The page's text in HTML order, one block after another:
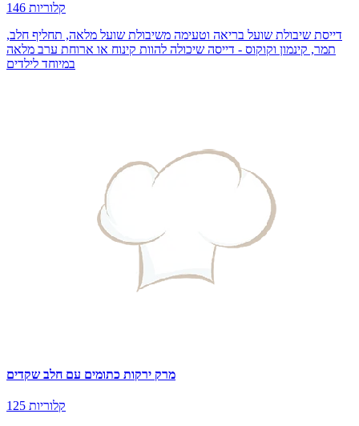
146 קלוריות
דייסת שיבולת שועל בריאה וטעימה משיבולת שועל מלאה, תחליף חלב,
תמר, קינמון וקוקוס - דייסה שיכולה להוות קינוח או ארוחת ערב מלאה
במיוחד לילדים
מרק ירקות כתומים עם חלב שקדים
125 קלוריות